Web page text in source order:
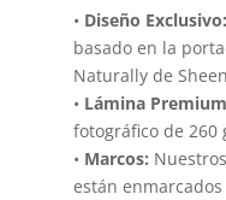
• Diseño Exclusivo:
basado en la
Naturally de
• Lámina
fotográfico de 260
• Marcos:
están